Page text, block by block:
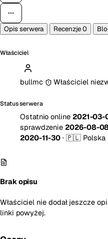
Opis serwera Recenzje0
Właściciel
bullmc Właściciel
Status serwera
Ostatnio online 2021-03-
sprawdzenie 2026-08-
2020-11-30 · 🇵🇱 Polska
Brak opisu
Właściciel nie dodał jeszcze
linki powyżej.